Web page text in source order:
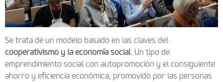
Se trata de un modelo basado en las claves del
cooperativismo y la economía social. Un tipo de
emprendimiento social con autopromoción y el consiguiente
ahorro y eficiencia económica, promovido por las personas